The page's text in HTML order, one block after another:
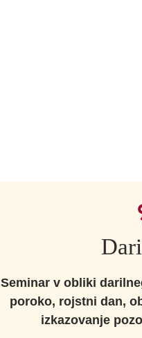
Seminar v obliki
poroko, rojstni dan,
izkazovanje